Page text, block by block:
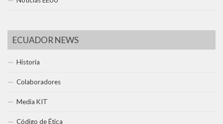
ECUADOR NEWS
Historia
Colaboradores
Media KIT
Código de Ética